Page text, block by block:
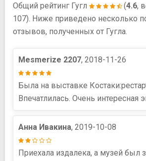
Общий рейтинг Гугл (4.6,
107). Ниже приведено несколько
отзывов, полученных от Гугла.
Mesmerize 2207, 2018-11-26
Была на выставке
Впечатлилась. Очень интересная
Анна Ивакина, 2019-10-08
Приехала издалека, а музей был